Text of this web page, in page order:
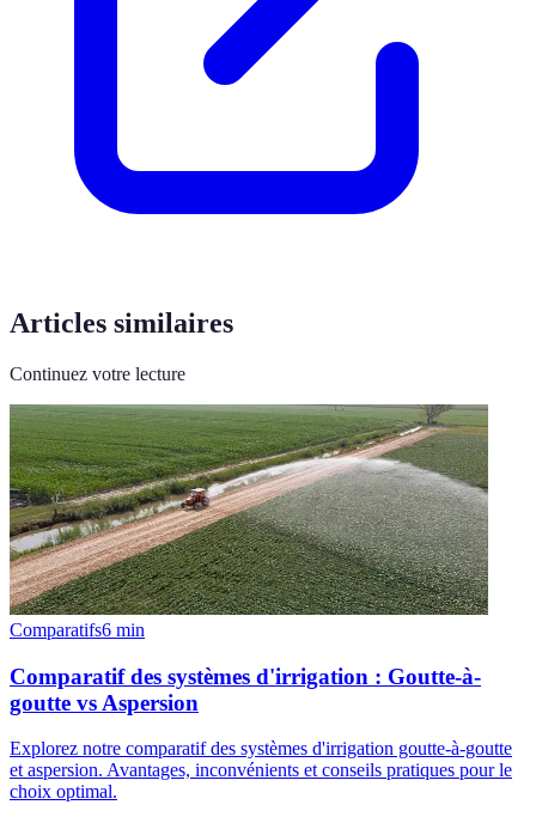
Articles similaires
Continuez votre lecture
Comparatifs6 min
Comparatif des systèmes d'irrigation : Goutte-à-
goutte vs Aspersion
Explorez notre comparatif des systèmes d'irrigation goutte-à-goutte
et aspersion. Avantages, inconvénients et conseils pratiques pour le
choix optimal.